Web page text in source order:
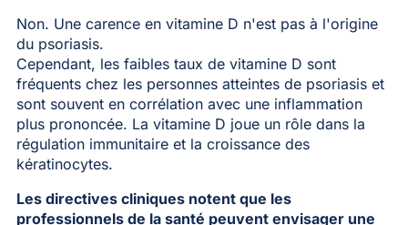
Non. Une carence en vitamine D n'est pas à l'origine
du psoriasis.
Cependant, les faibles taux de vitamine D sont
fréquents chez les personnes atteintes de psoriasis et
sont souvent en corrélation avec une inflammation
plus prononcée. La vitamine D joue un rôle dans la
régulation immunitaire et la croissance des
kératinocytes.
Les directives cliniques notent que les
professionnels de la santé peuvent envisager une